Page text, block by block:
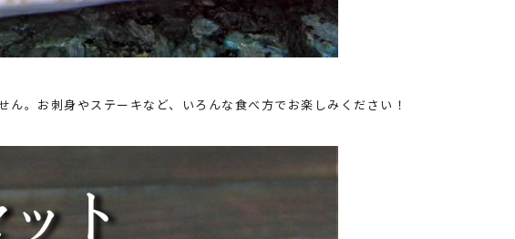
。お刺身やステーキなど、いろんな食べ方でお楽しみください！